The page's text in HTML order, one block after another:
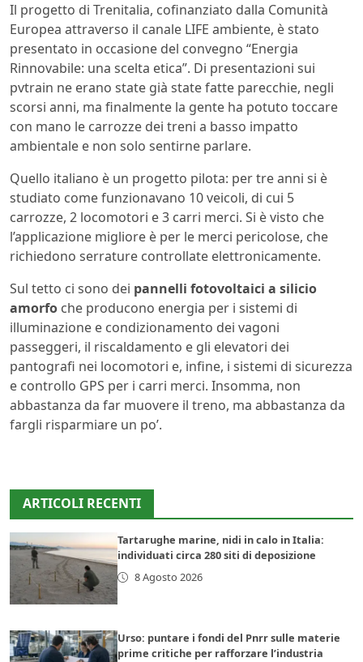
Il progetto di Trenitalia, cofinanziato dalla Comunità
Europea attraverso il canale LIFE ambiente, è stato
presentato in occasione del convegno “Energia
Rinnovabile: una scelta etica”. Di presentazioni sui
pvtrain ne erano state già state fatte parecchie, negli
scorsi anni, ma finalmente la gente ha potuto toccare
con mano le carrozze dei treni a basso impatto
ambientale e non solo sentirne parlare.
Quello italiano è un progetto pilota: per tre anni si è
studiato come funzionavano 10 veicoli, di cui 5
carrozze, 2 locomotori e 3 carri merci. Si è visto che
l’applicazione migliore è per le merci pericolose, che
richiedono serrature controllate elettronicamente.
Sul tetto ci sono dei pannelli fotovoltaici a silicio
amorfo che producono energia per i sistemi di
illuminazione e condizionamento dei vagoni
passeggeri, il riscaldamento e gli elevatori dei
pantografi nei locomotori e, infine, i sistemi di sicurezza
e controllo GPS per i carri merci. Insomma, non
abbastanza da far muovere il treno, ma abbastanza da
fargli risparmiare un po’.
ARTICOLI RECENTI
Tartarughe marine, nidi in calo in Italia:
individuati circa 280 siti di deposizione
8 Agosto 2026
Urso: puntare i fondi del Pnrr sulle materie
prime critiche per rafforzare l’industria